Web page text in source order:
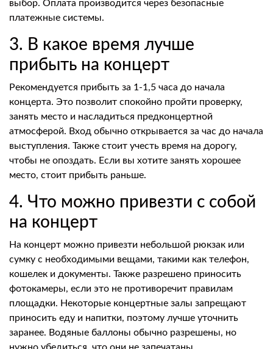
выбор. Оплата производится через безопасные
платежные системы.
3. В какое время лучше
прибыть на концерт
Рекомендуется прибыть за 1-1,5 часа до начала
концерта. Это позволит спокойно пройти проверку,
занять место и насладиться предконцертной
атмосферой. Вход обычно открывается за час до начала
выступления. Также стоит учесть время на дорогу,
чтобы не опоздать. Если вы хотите занять хорошее
место, стоит прибыть раньше.
4. Что можно привезти с собой
на концерт
На концерт можно привезти небольшой рюкзак или
сумку с необходимыми вещами, такими как телефон,
кошелек и документы. Также разрешено приносить
фотокамеры, если это не противоречит правилам
площадки. Некоторые концертные залы запрещают
приносить еду и напитки, поэтому лучше уточнить
заранее. Водяные баллоны обычно разрешены, но